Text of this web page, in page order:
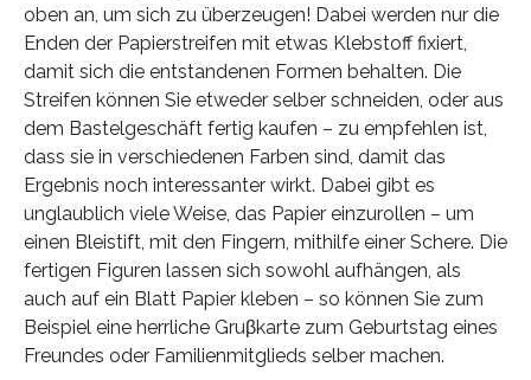
oben an, um sich zu überzeugen! Dabei werden nur die
Enden der Papierstreifen mit etwas Klebstoff fixiert,
damit sich die entstandenen Formen behalten. Die
Streifen können Sie etweder selber schneiden, oder aus
dem Bastelgeschäft fertig kaufen – zu empfehlen ist,
dass sie in verschiedenen Farben sind, damit das
Ergebnis noch interessanter wirkt. Dabei gibt es
unglaublich viele Weise, das Papier einzurollen – um
einen Bleistift, mit den Fingern, mithilfe einer Schere. Die
fertigen Figuren lassen sich sowohl aufhängen, als
auch auf ein Blatt Papier kleben – so können Sie zum
Beispiel eine herrliche Gruβkarte zum Geburtstag eines
Freundes oder Familienmitglieds selber machen.